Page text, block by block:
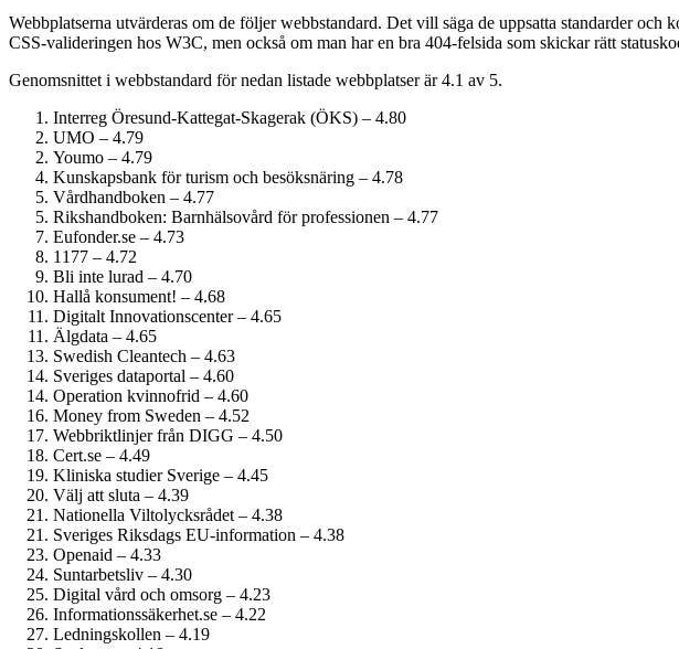
Webbplatserna utvärderas om de följer webbstandard. Det vill säga de uppsatta standarder
CSS-valideringen hos W3C, men också om man har en bra 404-felsida som skickar rätt
Genomsnittet i webbstandard för nedan listade webbplatser är 4.1 av 5.
Interreg Öresund-Kattegat-Skagerak (ÖKS) – 4.80
UMO – 4.79
Youmo – 4.79
Kunskapsbank för turism och besöksnäring – 4.78
Vårdhandboken – 4.77
Rikshandboken: Barnhälsovård för professionen – 4.77
Eufonder.se – 4.73
1177 – 4.72
Bli inte lurad – 4.70
Hallå konsument! – 4.68
Digitalt Innovationscenter – 4.65
Älgdata – 4.65
Swedish Cleantech – 4.63
Sveriges dataportal – 4.60
Operation kvinnofrid – 4.60
Money from Sweden – 4.52
Webbriktlinjer från DIGG – 4.50
Cert.se – 4.49
Kliniska studier Sverige – 4.45
Välj att sluta – 4.39
Nationella Viltolycksrådet – 4.38
Sveriges Riksdags EU-information – 4.38
Openaid – 4.33
Suntarbetsliv – 4.30
Digital vård och omsorg – 4.23
Informationssäkerhet.se – 4.22
Ledningskollen – 4.19